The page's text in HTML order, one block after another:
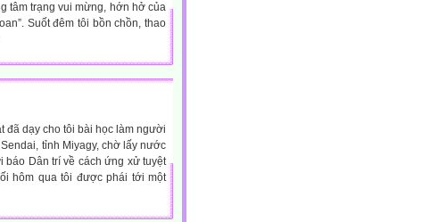
tâm trạng vui mừng, hớn hở của
Suốt đêm tôi bồn chồn, thao
đã dạy cho tôi bài học làm người
tỉnh Miyagy, chờ lấy nước
báo Dân trí về cách ứng xử tuyệt
hôm qua tôi được phái tới một